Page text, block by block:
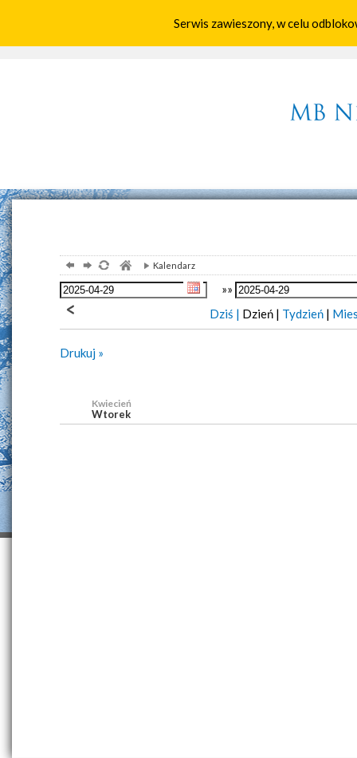
Aktualności
Kalendarz
»»
Dziś | Dzień | Tydzień|
Drukuj »
Kwiecień
Wtorek
Serwis zawieszony, w celu